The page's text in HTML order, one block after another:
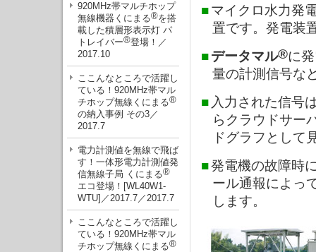
920MHz帯マルチホップ
無線機器くにまる®を搭
載した積層形表示灯 パ
トレイバー®登場！／
2017.10
ここんなところで活躍し
ている！920MHz帯マル
チホップ無線くにまる®
の納入事例 その3／
2017.7
電力計測値を無線で飛ば
す！一体形電力計測値発
信無線子局 くにまる®
エコ登場！[WL40W1-
WTU]／2017.7／2017.7
ここんなところで活躍し
ている！920MHz帯マル
チホップ無線くにまる®
■マイクロ水力発
置です。発電装
■データマル®に
量の計測信号な
■ 入力された信号
らクラウドサー
ドグラフとして
■発電機の故障時
ール通報によっ
します。